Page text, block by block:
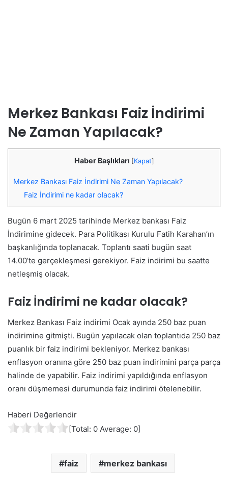
Merkez Bankası Faiz İndirimi
Ne Zaman Yapılacak?
Haber Başlıkları [Kapat]
Merkez Bankası Faiz İndirimi Ne Zaman Yapılacak?
Faiz İndirimi ne kadar olacak?
Bugün 6 mart 2025 tarihinde Merkez bankası Faiz
İndirimine gidecek. Para Politikası Kurulu Fatih Karahan’ın
başkanlığında toplanacak. Toplantı saati bugün saat
14.00’te gerçekleşmesi gerekiyor. Faiz indirimi bu saatte
netleşmiş olacak.
Faiz İndirimi ne kadar olacak?
Merkez Bankası Faiz indirimi Ocak ayında 250 baz puan
indirimine gitmişti. Bugün yapılacak olan toplantıda 250 baz
puanlık bir faiz indirimi bekleniyor. Merkez bankası
enflasyon oranına göre 250 baz puan indirimini parça parça
halinde de yapabilir. Faiz indirimi yapıldığında enflasyon
oranı düşmemesi durumunda faiz indirimi ötelenebilir.
Haberi Değerlendir
[Total: 0 Average: 0]
faiz merkez bankası